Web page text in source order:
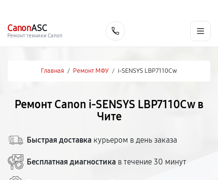
CanonASC
Ремонт техники Canon
Главная / Ремонт МФУ / i-SENSYS LBP7110Cw
Ремонт Canon i-SENSYS LBP7110Cw в
Чите
Быстрая доставка курьером в день заказа
Бесплатная диагностика в течение 30 минут